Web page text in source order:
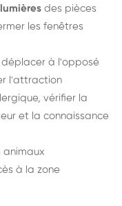
des pièces
les fenêtres
déplacer à l'opposé
l'attraction
vérifier la
et la connaissance
animaux
à la zone